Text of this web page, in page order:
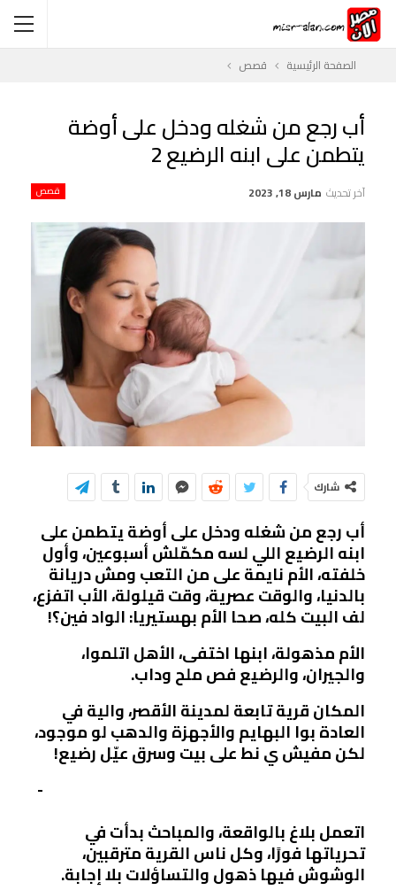
الصفحة الرئيسية قصص
أب رجع من شغله ودخل على أوضة
يتطمن على ابنه الرضيع 2
قصص آخر تحديث مارس 18, 2023
شارك
أب رجع من شغله ودخل على أوضة يتطمن على
ابنه الرضيع اللي لسه مكمّلش أسبوعين، وأول
خلفته، الأم نايمة على من التعب ومش دريانة
بالدنيا، والوقت عصرية، وقت قيلولة، الأب اتفزع،
لف البيت كله، صحا الأم بهستيريا: الواد فين؟!
الأم مذهولة، ابنها اختفى، الأهل اتلموا،
والجيران، والرضيع فص ملح وداب.
المكان قرية تابعة لمدينة الأقصر، والية في
العادة بوا البهايم والأجهزة والدهب لو موجود،
لكن مفيش ي نط على بيت وسرق عيّل رضيع!
­ ­ ­ ­ ­ ­ ­ ­ ­ ­ ­ ­ ­ ­ ­ ­ ­ ­ ­ ­ ­ ­ ­ ­ ­ ­ ­ ­ ­ ­ ­ ­ ­ ­ ­ ­ ­ ­ ­ ­ ­ ­ ­ ­ ­ ­ ­ ­ ­ ­ ­ ­ ­ ­ ­ ­ ­ ­ ­ ­ ­ ­ ­ ­ ­ ­ ­ ­ ­ ­ ­ ­ ­ ­ ­ ­ ­ ­ ­ ­ ­ ­ ­ ­ ­ ­ ­ ­ ­ ­ ­ ­
اتعمل بلاغ بالواقعة، والمباحث بدأت في
تحرياتها فورًا، وكل ناس القرية مترقبين،
الوشوش فيها ذهول والتساؤلات بلا إجابة.